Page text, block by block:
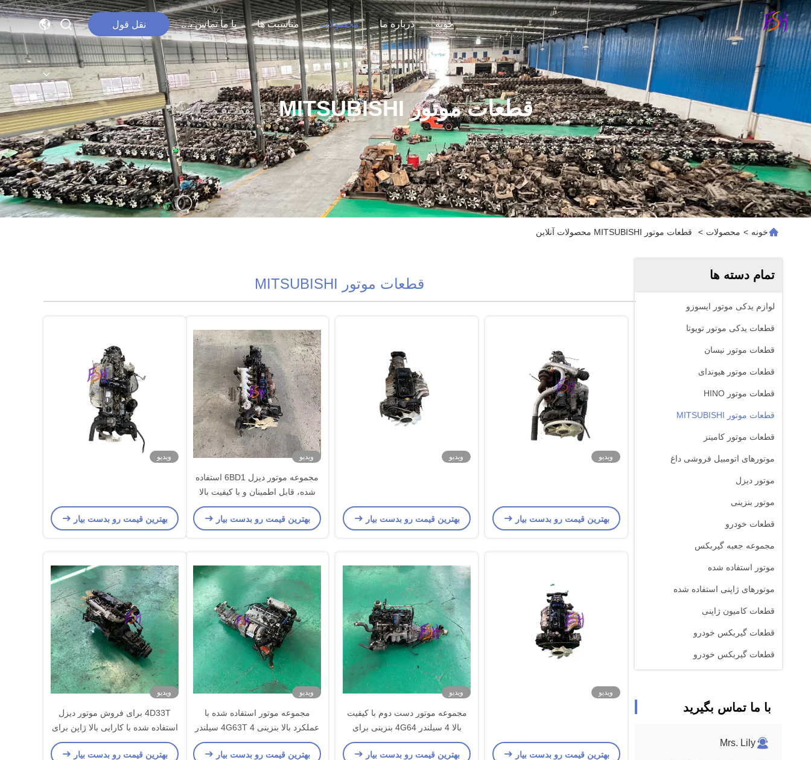
خونه درباره ما محصولات مناسبت ها با ما تماس بگیرید نقل قول
قطعات موتور MITSUBISHI
خونه > محصولات > قطعات موتور MITSUBISHI محصولات آنلاین
تمام دسته ها
لوازم یدکی موتور ایسوزو
قطعات یدکی موتور تویوتا
قطعات موتور نیسان
قطعات موتور هیوندای
قطعات موتور HINO
قطعات موتور MITSUBISHI
قطعات موتور کامینز
موتورهای اتومبیل فروشی داغ
موتور دیزل
موتور بنزینی
قطعات خودرو
مجموعه جعبه گیربکس
موتور استفاده شده
موتورهای ژاپنی استفاده شده
قطعات کامیون ژاپنی
قطعات گیربکس خودرو
قطعات گیربکس خودرو
با ما تماس بگیرید
Mrs. Lily
قطعات موتور MITSUBISHI
ویدیو
بهترین قیمت رو بدست بیار
ویدیو
بهترین قیمت رو بدست بیار
ویدیو
مجموعه موتور دیزل 6BD1 استفاده
شده، قابل اطمینان و با کیفیت بالا
برای کامیون های میتسوبیشی
بهترین قیمت رو بدست بیار
ویدیو
بهترین قیمت رو بدست بیار
ویدیو
بهترین قیمت رو بدست بیار
ویدیو
مجموعه موتور دست دوم با کیفیت
بالا 4 سیلندر 4G64 بنزینی برای
میتسوبیشی
بهترین قیمت رو بدست بیار
ویدیو
مجموعه موتور استفاده شده با
عملکرد بالا بنزینی 4G63T 4 سیلندر
برای میتسوبیشی SUV
بهترین قیمت رو بدست بیار
ویدیو
4D33T برای فروش موتور دیزل
استفاده شده با کارایی بالا ژاپن برای
میتسوبی شی برای کامیون
بهترین قیمت رو بدست بیار